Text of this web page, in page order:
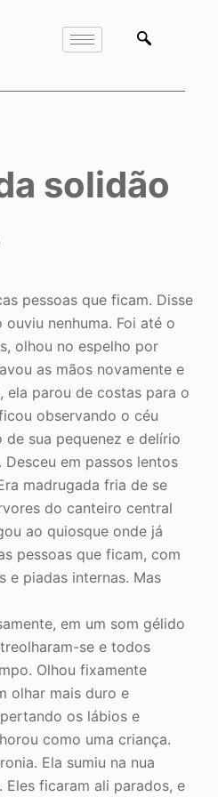
solidão
pessoas que ficam. Disse
nenhuma. Foi até o
olhou no espelho por
as mãos novamente e
ela parou de costas para o
observando o céu
de sua pequenez e delírio
Desceu em passos lentos
madrugada fria de se
do canteiro central
ao quiosque onde já
pessoas que ficam, com
e piadas internas. Mas
em um som gélido
se e todos
Olhou fixamente
olhar mais duro e
os lábios e
como uma criança.
Ela sumiu na nua
Eles ficaram ali parados, e